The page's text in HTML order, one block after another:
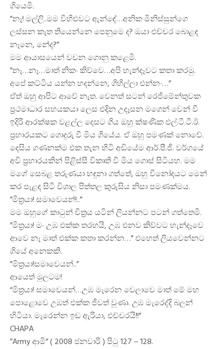
ගියෙමි.
”නෑ! මල්ලි..මම විහිළුවට ඇන්ඳේ…අනික මිනිස්සුන්ගෙ
ලස්සන කැත තියෙන්නෙ පෙනුමෙ ද? ඔයා එච්චර බොළඳ
නෑනෙ, නේද?”
මම ආයාසයෙන් වචන ගොනු කළෙමි.
”නෑ…නෑ…මාත් නිකං කිව්වෙ…අපි හැන්දෑවට කතා කරමු.
අපේ කට්ටිය යන්න හදන්නෙ, ගිහිල්ලා එන්නං…”
ඒත් ඔහු ආපිට ආවේ නැත. වෙනත් සටන් රෙජිමේන්තුවක
ප්‍රථමාධාර සහයකයා ලෙස එදින උදෑසන මගෙන් වෙන් වී
ඉදිරි ආරක්ෂක වළල්ල දෙසට ගිය ඔහු ක්ෂණික එල්.ටී.ටී.ඊ.
ප්‍රහාරයකට ගොදුරු වී මිය ගියේය. ඒ ඔහු පමණක් නොවේ.
දෙසිය ගණනක්ම එක තැන හිටි අඩියේම ආර්.පී.ජී. වර්ගයේ
අවි ප්‍රහාරයකින් පිළිස්සී විකෘති වී මිය ගොස් සිටියහ. මම
මගේ සෙබළ තරුණයා හඳුනා ගත්තේ, ඔහු විනෝදයට මෙන්
කර පැළඳ සිටි විශාල පිත්තල කුරුසිය නිසා පමණක්මය.
”මිත්‍රයා! සමාවෙයන්!..”
මම ඔහුගේ කාටුන් චිත්‍රය යටින් ලියන්නට පටන් ගත්තෙමි.
”මිත්‍රයා! මං උඹ එක්ක තරහයි, උඹ එනව කිව්වට හැන්දෑවෙ
ආවෙ නෑ මාත් එක්ක කතා කරන්න…” එහෙත් ලියවෙන්නට
ගියේ අනෙකකි.
”මිත්‍රයා!සමාවෙයන්..”
ආයෙත් මුලටම!
“මිත්‍රයා! සමාවෙයන්…උඹ මැරෙන වෙලාවෙ මාත් මේ මහ
පොළොවෙ උඹත් එක්ක ජීවත් වුණා. උඹ මැරෙද්දි බලන්
හිටියා. මැරෙන්න ඉඩ ඇරියා, එච්චරයි!!”
CHAPA
”Army ආමි” ( 2008 ජනවාරි ) පිටු 127 – 128.